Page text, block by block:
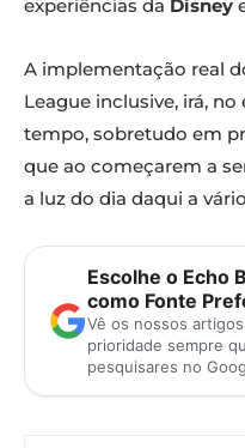
experiências da Disney
A implementação real
League inclusive, irá,
tempo, sobretudo em
que ao começarem a
a luz do dia daqui a
Escolhe o Echo
como Fonte
Vê os nossos
prioridade sempre
pesquisares no